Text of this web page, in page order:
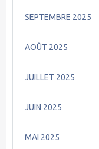
SEPTEMBRE 2025
AOÛT 2025
JUILLET 2025
JUIN 2025
MAI 2025